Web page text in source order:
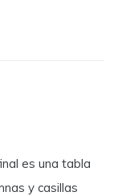
es una tabla
y casillas